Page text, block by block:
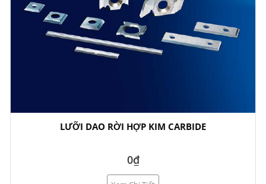
LƯỠI DAO RỜI HỢP KIM CARBIDE
0₫